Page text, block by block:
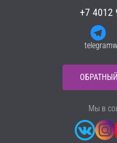
+7 4012
telegram
Мы в